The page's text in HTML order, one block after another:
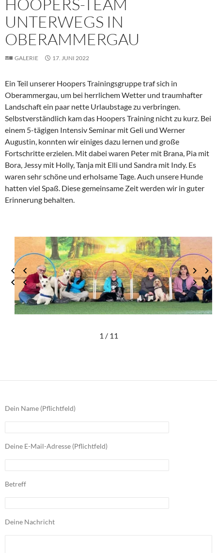
HOOPERS-TEAM
UNTERWEGS IN
OBERAMMERGAU
GALERIE 17. JUNI 2022
Ein Teil unserer Hoopers Trainingsgruppe traf sich in
Oberammergau, um bei herrlichem Wetter und traumhafter
Landschaft ein paar nette Urlaubstage zu verbringen.
Selbstverständlich kam das Hoopers Training nicht zu kurz. Bei
einem 5-tägigen Intensiv Seminar mit Geli und Werner
Augustin, konnten wir einiges dazu lernen und große
Fortschritte erzielen. Mit dabei waren Peter mit Brana, Pia mit
Bora, Jessy mit Holly, Tanja mit Elli und Sandra mit Indy. Es
waren sehr schöne und erholsame Tage. Auch unsere Hunde
hatten viel Spaß. Diese gemeinsame Zeit werden wir in guter
Erinnerung behalten.
1 / 11
Dein Name (Pflichtfeld)
Deine E-Mail-Adresse (Pflichtfeld)
Betreff
Deine Nachricht